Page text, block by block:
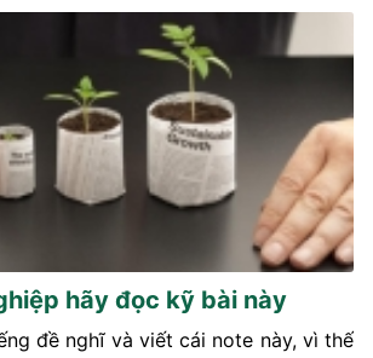
hãy đọc kỹ bài này
đề nghĩ và viết cái note này, vì thế